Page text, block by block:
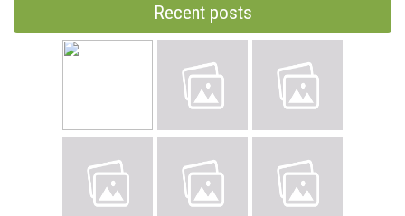
Recent posts